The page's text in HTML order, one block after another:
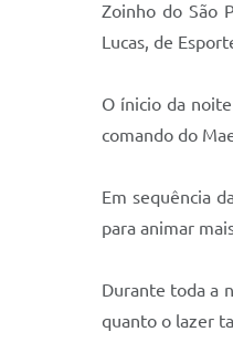
Zoinho do São
Lucas, de
O ínicio da
comando do
Em sequência
para animar
Durante toda a
quanto o lazer